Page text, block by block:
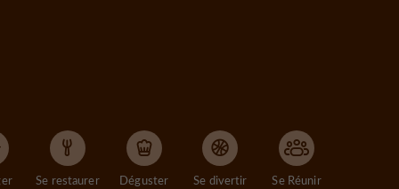
Se restaurer Déguster Se divertir Se Réunir